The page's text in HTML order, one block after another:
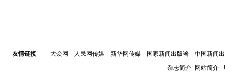
友情链接 大众网 人民网传媒 新华网传媒 国家新闻出版署
中国新闻
杂志简介-网站简介-